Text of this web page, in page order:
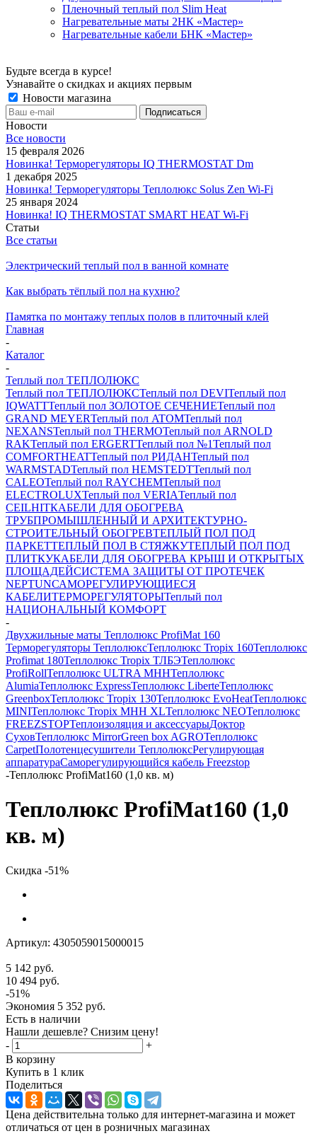
Пленочный теплый пол Slim Heat
Нагревательные маты 2НК «Мастер»
Нагревательные кабели БНК «Мастер»
Будьте всегда в курсе!
Узнавайте о скидках и акциях первым
Новости магазина
Новости
Все новости
15 февраля 2026
Новинка! Терморегуляторы IQ THERMOSTAT Dm
1 декабря 2025
Новинка! Терморегуляторы Теплолюкс Solus Zen Wi-Fi
25 января 2024
Новинка! IQ THERMOSTAT SMART HEAT Wi-Fi
Статьи
Все статьи
Электрический теплый пол в ванной комнате
Как выбрать тёплый пол на кухню?
Памятка по монтажу теплых полов в плиточный клей
Главная
-
Каталог
-
Теплый пол ТЕПЛОЛЮКС
Теплый пол ТЕПЛОЛЮКСТеплый пол DEVIТеплый пол
IQWATTТеплый пол ЗОЛОТОЕ СЕЧЕНИЕТеплый пол
GRAND MEYERТеплый пол ATOMТеплый пол
NEXANSТеплый пол THERMOТеплый пол ARNOLD
RAKТеплый пол ERGERTТеплый пол №1Теплый пол
COMFORTHEATТеплый пол РИДАНТеплый пол
WARMSTADТеплый пол HEMSTEDTТеплый пол
CALEOТеплый пол RAYCHEMТеплый пол
ELECTROLUXТеплый пол VERIAТеплый пол
CEILHITКАБЕЛИ ДЛЯ ОБОГРЕВА
ТРУБПРОМЫШЛЕННЫЙ И АРХИТЕКТУРНО-
СТРОИТЕЛЬНЫЙ ОБОГРЕВТЕПЛЫЙ ПОЛ ПОД
ПАРКЕТТЕПЛЫЙ ПОЛ В СТЯЖКУТЕПЛЫЙ ПОЛ ПОД
ПЛИТКУКАБЕЛИ ДЛЯ ОБОГРЕВА КРЫШ И ОТКРЫТЫХ
ПЛОЩАДЕЙСИСТЕМА ЗАЩИТЫ ОТ ПРОТЕЧЕК
NEPTUNСАМОРЕГУЛИРУЮЩИЕСЯ
КАБЕЛИТЕРМОРЕГУЛЯТОРЫТеплый пол
НАЦИОНАЛЬНЫЙ КОМФОРТ
-
Двухжильные маты Теплолюкс ProfiMat 160
Терморегуляторы ТеплолюксТеплолюкс Tropix 160Теплолюкс
Profimat 180Теплолюкс Tropix ТЛБЭТеплолюкс
ProfiRollТеплолюкс ULTRA МННТеплолюкс
AlumiaТеплолюкс ExpressТеплолюкс LiberteТеплолюкс
GreenboxТеплолюкс Tropix 130Теплолюкс EvoHeatТеплолюкс
MINIТеплолюкс Tropix МНН XLТеплолюкс NEOТеплолюкс
FREEZSTOPТеплоизоляция и аксессуарыДоктор
СуховТеплолюкс MirrorGreen box AGROТеплолюкс
CarpetПолотенцесушители ТеплолюксРегулирующая
аппаратураCаморегулирующийся кабель Freezstop
-Теплолюкс ProfiMat160 (1,0 кв. м)
Теплолюкс ProfiMat160 (1,0
кв. м)
Скидка -51%
Артикул: 4305059015000015
5 142 руб.
10 494 руб.
-51%
Экономия 5 352 руб.
Есть в наличии
Нашли дешевле? Снизим цену!
-
+
В корзину
Купить в 1 клик
Поделиться
Цена действительна только для интернет-магазина и может
отличаться от цен в розничных магазинах